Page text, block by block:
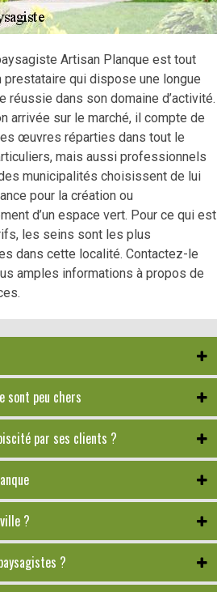
Artisan Planque est tout
prestataire qui dispose une longue
réussie dans son domaine d’activité.
arrivée sur le marché, il compte de
œuvres réparties dans tout le
mais aussi professionnels
municipalités choisissent de lui
pour la création ou
d’un espace vert. Pour ce qui est
les seins sont les plus
dans cette localité. Contactez-le
amples informations à propos de
sont peu chers
par ses clients ?
?
?